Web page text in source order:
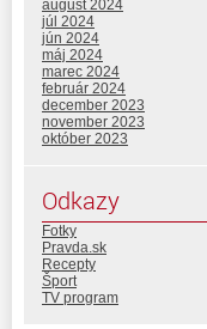
august 2024
júl 2024
jún 2024
máj 2024
marec 2024
február 2024
december 2023
november 2023
október 2023
Odkazy
Fotky
Pravda.sk
Recepty
Šport
TV program